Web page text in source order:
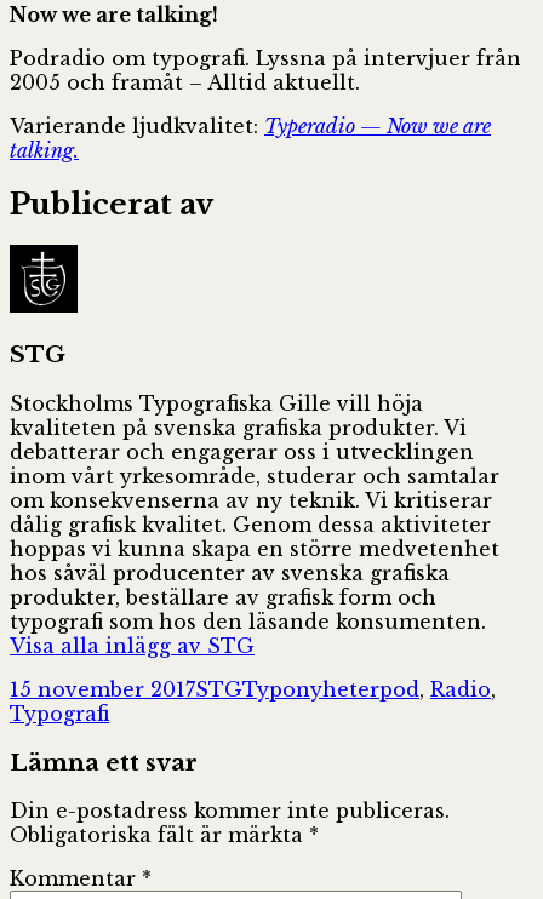
Now we are talking!
Podradio om typografi. Lyssna på intervjuer från
2005 och framåt – Alltid aktuellt.
Varierande ljudkvalitet: Typeradio — Now we are
talking.
Publicerat av
STG
Stockholms Typografiska Gille vill höja
kvaliteten på svenska grafiska produkter. Vi
debatterar och engagerar oss i utvecklingen
inom vårt yrkesområde, studerar och samtalar
om konsekvenserna av ny teknik. Vi kritiserar
dålig grafisk kvalitet. Genom dessa aktiviteter
hoppas vi kunna skapa en större medvetenhet
hos såväl producenter av svenska grafiska
produkter, beställare av grafisk form och
typografi som hos den läsande konsumenten.
Visa alla inlägg av STG
Postat
15 november 2017Författare
STGKategorier
TyponyheterTaggar
pod, Radio,
Typografi
Lämna ett svar
Din e-postadress kommer inte publiceras.
Obligatoriska fält är märkta *
Kommentar *